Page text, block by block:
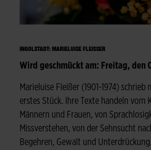
INGOLSTADT: MARIELUISE FLEISSER
Wird geschmückt am: Freitag, den
Marieluise Fleißer (1901-1974) schrieb
erstes Stück. Ihre Texte handeln vom
Männern und Frauen, von
Missverstehen, von der Sehnsucht
Begehren, Gewalt und